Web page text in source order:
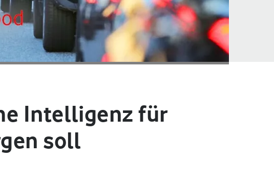
Intelligenz für
soll